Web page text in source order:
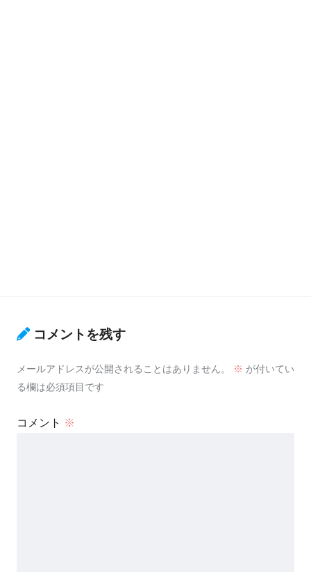
コメントを残す
メールアドレスが公開されることはありません。 ※ が付いてい
る欄は必須項目です
コメント ※